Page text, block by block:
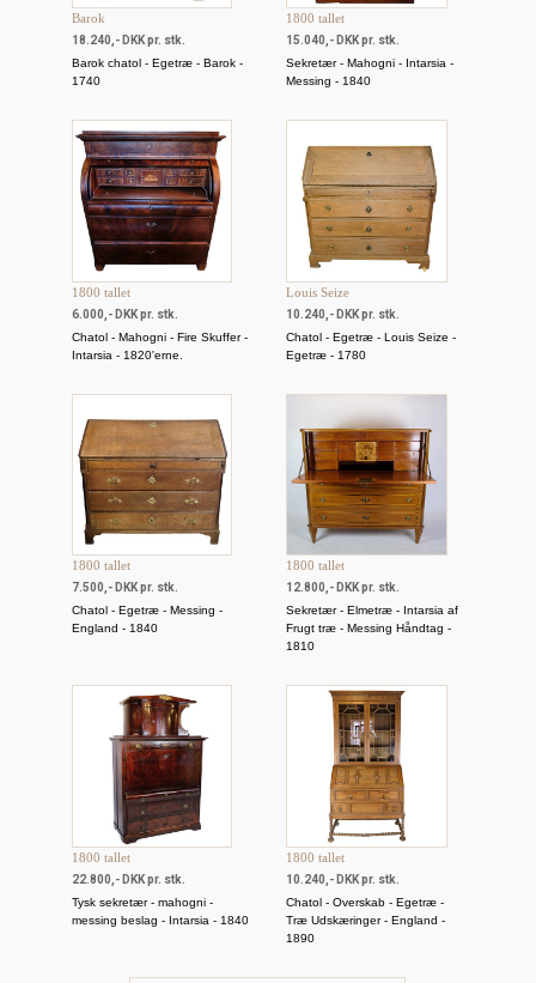
Barok
18.240,- DKK pr. stk.
Barok chatol - Egetræ - Barok -
1740
1800 tallet
15.040,- DKK pr. stk.
Sekretær - Mahogni - Intarsia -
Messing - 1840
1800 tallet
6.000,- DKK pr. stk.
Chatol - Mahogni - Fire Skuffer -
Intarsia - 1820'erne.
Louis Seize
10.240,- DKK pr. stk.
Chatol - Egetræ - Louis Seize -
Egetræ - 1780
1800 tallet
7.500,- DKK pr. stk.
Chatol - Egetræ - Messing -
England - 1840
1800 tallet
12.800,- DKK pr. stk.
Sekretær - Elmetræ - Intarsia af
Frugt træ - Messing Håndtag -
1810
1800 tallet
22.800,- DKK pr. stk.
Tysk sekretær - mahogni -
messing beslag - Intarsia - 1840
1800 tallet
10.240,- DKK pr. stk.
Chatol - Overskab - Egetræ -
Træ Udskæringer - England -
1890